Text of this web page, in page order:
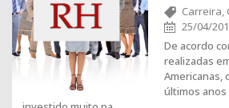
Carreira,
25/04/
De acordo
realizadas
Americanas,
últimos